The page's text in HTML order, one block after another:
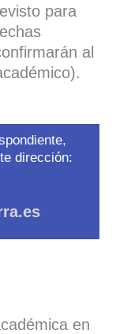
para
al
dirección:
en